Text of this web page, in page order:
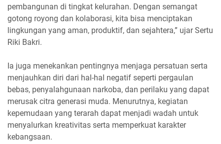
pembangunan di tingkat kelurahan. Dengan semangat
gotong royong dan kolaborasi, kita bisa menciptakan
lingkungan yang aman, produktif, dan sejahtera,” ujar Sertu
Riki Bakri.
Ia juga menekankan pentingnya menjaga persatuan serta
menjauhkan diri dari hal-hal negatif seperti pergaulan
bebas, penyalahgunaan narkoba, dan perilaku yang dapat
merusak citra generasi muda. Menurutnya, kegiatan
kepemudaan yang terarah dapat menjadi wadah untuk
menyalurkan kreativitas serta memperkuat karakter
kebangsaan.